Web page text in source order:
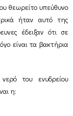
θεωρείτο υπεύθυνο
ήταν αυτό της
έδειξαν ότι σε
είναι τα βακτήρια
του ενυδρείου
η: